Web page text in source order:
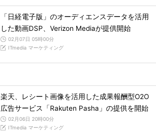
「日経電子版」のオーディエンスデータを活用
した動画DSP、Verizon Mediaが提供開始
02月07日 05時00分
ITmedia マーケティング
楽天、レシート画像を活用した成果報酬型O2O
広告サービス「Rakuten Pasha」の提供を開始
02月06日 20時00分
ITmedia マーケティング